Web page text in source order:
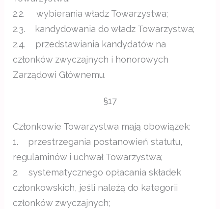
2.2. wybierania władz Towarzystwa;
2.3. kandydowania do władz Towarzystwa;
2.4. przedstawiania kandydatów na
członków zwyczajnych i honorowych
Zarządowi Głównemu.
§17
Członkowie Towarzystwa mają obowiązek:
1. przestrzegania postanowień statutu,
regulaminów i uchwał Towarzystwa;
2. systematycznego opłacania składek
członkowskich, jeśli należą do kategorii
członków zwyczajnych;